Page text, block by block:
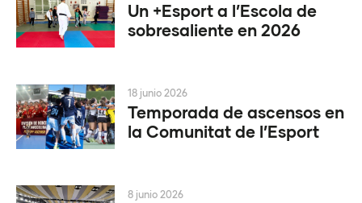
Un +Esport a l’Escola de
sobresaliente en 2026
Temporada de ascensos en
la Comunitat de l’Esport
18 junio 2026
8 junio 2026